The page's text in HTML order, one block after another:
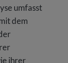
umfasst
dem
ihrer